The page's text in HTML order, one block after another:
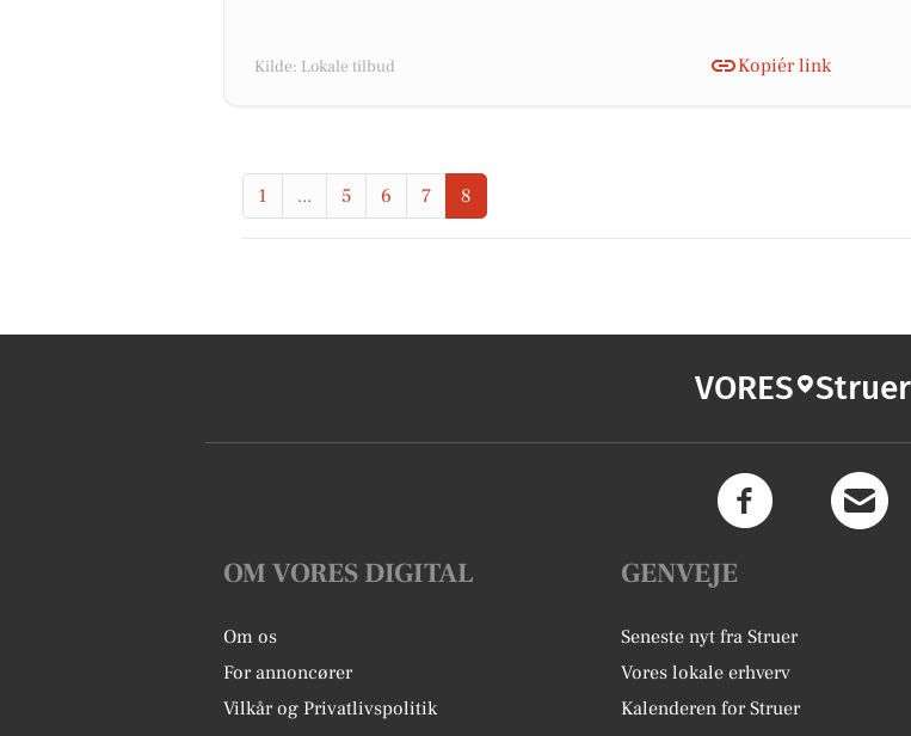
Kilde: Lokale tilbud Kopiér link
1 ... 5 6 7 8
VORES Struer
OM VORES DIGITAL
Om os
For annoncører
Vilkår og Privatlivspolitik
GENVEJE
Seneste nyt fra Struer
Vores lokale erhverv
Kalenderen for Struer